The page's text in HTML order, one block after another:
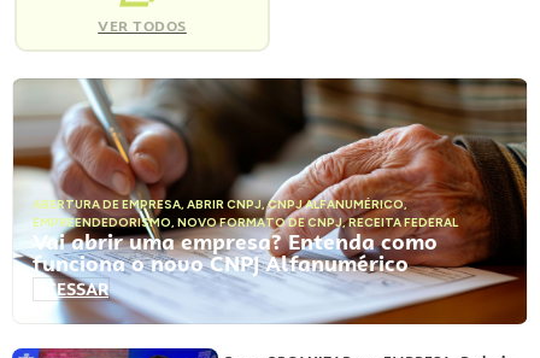
VER TODOS
ABERTURA DE EMPRESA, ABRIR CNPJ,CNPJ ALFANUMÉRICO,
EMPREENDEDORISMO, NOVO FORMATO DE CNPJ,RECEITA FEDERAL
Vai abrir uma empresa? Entenda como
funciona o novo CNPJ Alfanumérico
ACESSAR